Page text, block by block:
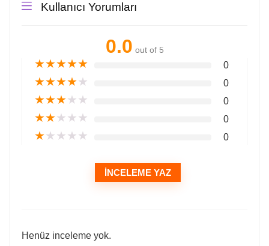
Kullanıcı Yorumları
0.0 out of 5
★★★★★ 0
★★★★★ 0
★★★★★ 0
★★★★★ 0
★★★★★ 0
İNCELEME YAZ
Henüz inceleme yok.